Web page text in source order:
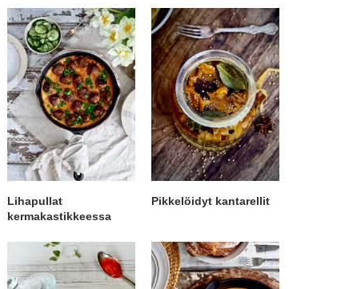
Lihapullat
kermakastikkeessa
Pikkelöidyt kantarellit